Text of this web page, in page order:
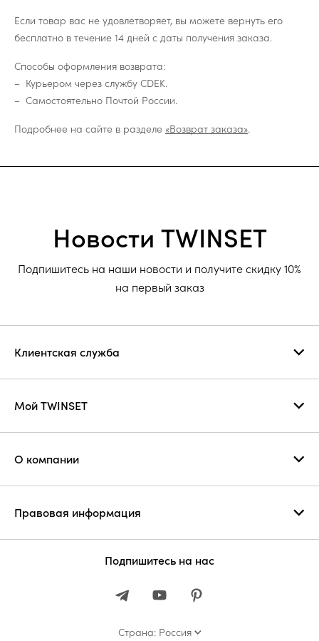
Если товар вас не удовлетворяет, вы можете вернуть его
бесплатно в течение 14 дней с даты получения заказа.
Способы оформления возврата:
Курьером через службу CDEK.
Самостоятельно Почтой России.
Подробнее на сайте в разделе «Возврат заказа».
Новости TWINSET
Подпишитесь на наши новости и получите скидку 10%
на первый заказ
Клиентская служба
Мой TWINSET
О компании
Правовая информация
Подпишитесь на нас
Страна: Россия